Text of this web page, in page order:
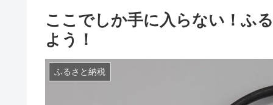
ここでしか手に入らない！ふ
よう！
ふるさと納税